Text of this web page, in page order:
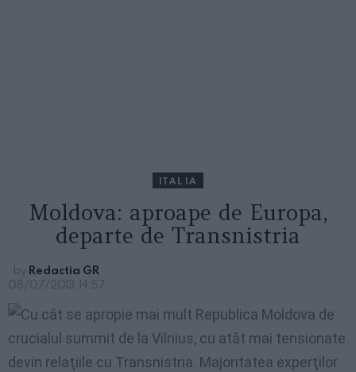
ITALIA
Moldova: aproape de Europa,
departe de Transnistria
by Redactia GR
08/07/2013, 14:57
Cu cât se apropie mai mult Republica Moldova de
crucialul summit de la Vilnius, cu atât mai tensionate
devin relaţiile cu Transnistria. Majoritatea experţilor